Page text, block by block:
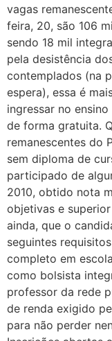
vagas
feira, 20, são 106
sendo 18 mil
pela desistência
contemplados (na
espera), essa é
ingressar no
de forma gratuita.
remanescentes do
sem diploma de
participado de
2010, obtido nota
objetivas e
ainda, que o
seguintes
completo em
como bolsista
professor da rede
de renda exigido
para não perder